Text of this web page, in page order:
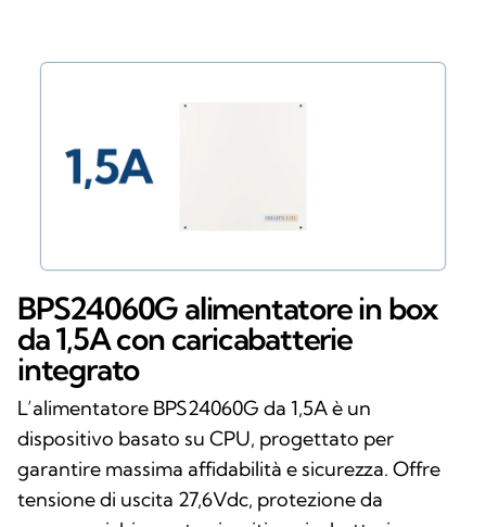
BPS24060G alimentatore in box
da 1,5A con caricabatterie
integrato
L’alimentatore BPS24060G da 1,5A è un
dispositivo basato su CPU, progettato per
garantire massima affidabilità e sicurezza. Offre
tensione di uscita 27,6Vdc, protezione da